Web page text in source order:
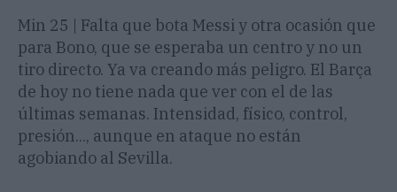
Min 25 | Falta que bota Messi y otra ocasión que
para Bono, que se esperaba un centro y no un
tiro directo. Ya va creando más peligro. El Barça
de hoy no tiene nada que ver con el de las
últimas semanas. Intensidad, físico, control,
presión..., aunque en ataque no están
agobiando al Sevilla.